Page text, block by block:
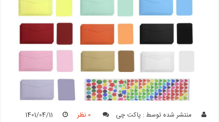
منتشر شده توسط : پاکت چی 0 نظر 1401/04/11